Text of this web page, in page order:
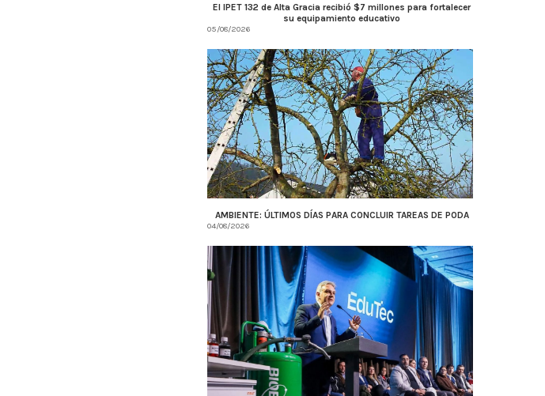
El IPET 132 de Alta Gracia recibió $7 millones para fortalecer
su equipamiento educativo
05/08/2026
AMBIENTE: ÚLTIMOS DÍAS PARA CONCLUIR TAREAS DE PODA
04/08/2026